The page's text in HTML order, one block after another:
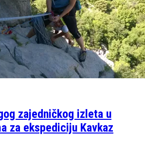
zajedničkog izleta u
za ekspediciju Kavkaz